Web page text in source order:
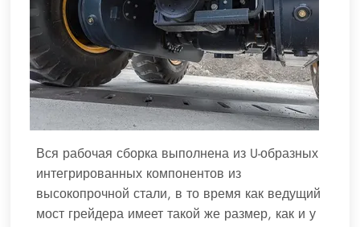
Вся рабочая сборка выполнена из U-образных
интегрированных компонентов из
высокопрочной стали, в то время как ведущий
мост грейдера имеет такой же размер, как и у